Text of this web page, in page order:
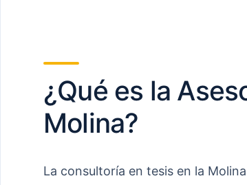
¿Qué es la
Molina?
La consultoría en tesis en la